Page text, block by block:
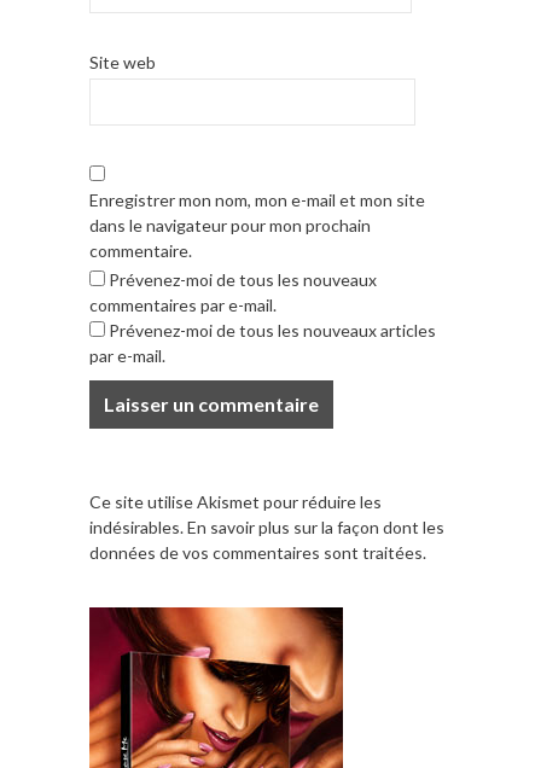
Site web
Enregistrer mon nom, mon e-mail et mon site
dans le navigateur pour mon prochain
commentaire.
Prévenez-moi de tous les nouveaux
commentaires par e-mail.
Prévenez-moi de tous les nouveaux articles
par e-mail.
Ce site utilise Akismet pour réduire les
indésirables.En savoir plus sur la façon dont les
données de vos commentaires sont traitées.